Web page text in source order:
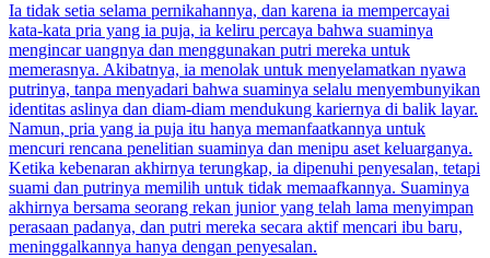
Ia tidak setia selama pernikahannya, dan karena ia mempercayai
kata-kata pria yang ia puja, ia keliru percaya bahwa suaminya
mengincar uangnya dan menggunakan putri mereka untuk
memerasnya. Akibatnya, ia menolak untuk menyelamatkan nyawa
putrinya, tanpa menyadari bahwa suaminya selalu menyembunyikan
identitas aslinya dan diam-diam mendukung kariernya di balik layar.
Namun, pria yang ia puja itu hanya memanfaatkannya untuk
mencuri rencana penelitian suaminya dan menipu aset keluarganya.
Ketika kebenaran akhirnya terungkap, ia dipenuhi penyesalan, tetapi
suami dan putrinya memilih untuk tidak memaafkannya. Suaminya
akhirnya bersama seorang rekan junior yang telah lama menyimpan
perasaan padanya, dan putri mereka secara aktif mencari ibu baru,
meninggalkannya hanya dengan penyesalan.